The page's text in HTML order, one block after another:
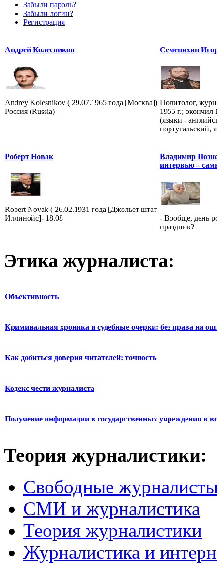
Забыли пароль?
Забыли логин?
Регистрация
Андрей Колесников
Andrey Kolesnikov ( 29.07.1965 года [Москва])
Россия (Russia)
Семенихин
Политолог,
1955 г.;
(языки -
португальский,
Роберт Новак
Robert Novak ( 26.02.1931 года [Джольет штат
Иллинойс]- 18.08
Владимир
интервью –
- Вообще, день
праздник?
Этика журналиста:
Объективность
Криминальная хроника и судебные очерки: без права на
Как добиться доверия читателей: точность
Кодекс чести журналиста
Получение информации в государственных учреждения в
Теория журналистики:
Свободные
СМИ и журналистика
Теория журналистики
Журналистика и